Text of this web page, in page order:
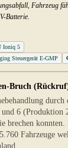
Fahrzeug
Batterie.
Ioniq 5
Steuergerät E-GMP
Bruch
6 (Produktion
brechen
Fahrzeuge